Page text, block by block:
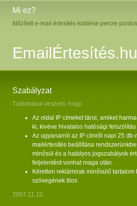
Mi ez?
Időzített e-mail értesítés küldése percre
EmailÉrtesítés.hu
Szabályzat
Tudomásul veszem, hogy:
Az oldal IP címeket tárol, amiket
ki, kivéve hivatalos hatósági felszólítás
Az ugyanarról az IP címről napi 25
mailértesítés beállítása
minősül és a hatályos jogszabályok
feljelentést vonhat maga után.
Kéretlen reklámnak minősülő
szövegének tilos
2007.11.15.